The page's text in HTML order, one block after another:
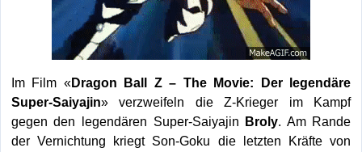
Im Film «Dragon Ball Z – The Movie: Der legendäre
Super-Saiyajin» verzweifeln die Z-Krieger im Kampf
gegen den legendären Super-Saiyajin Broly. Am Rande
der Vernichtung kriegt Son-Goku die letzten Kräfte von